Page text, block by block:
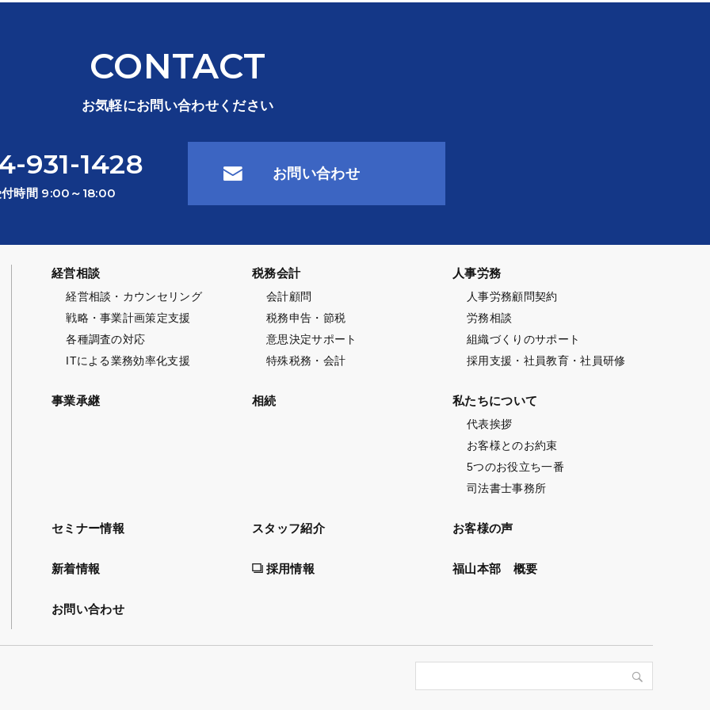
CONTACT
お気軽にお問い合わせください
931-1428
時間 9:00～18:00
お問い合わせ
経営相談
経営相談・カウンセリング
戦略・事業計画策定支援
各種調査の対応
ITによる業務効率化支援
税務会計
会計顧問
税務申告・節税
意思決定サポート
特殊税務・会計
人事労務
人事労務顧問契約
労務相談
組織づくりのサポート
採用支援・社員教育・社員研修
事業承継 相続 私たちについて
代表挨拶
お客様とのお約束
5つのお役立ち一番
司法書士事務所
セミナー情報 スタッフ紹介 お客様の声
新着情報 採用情報 福山本部 概要
お問い合わせ